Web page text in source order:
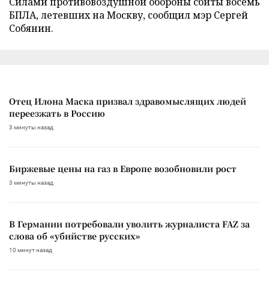
БПЛА, летевших на Москву, сообщил мэр Сергей
Собянин.
Отец Илона Маска призвал здравомыслящих людей
переезжать в Россию
3 минуты назад
Биржевые цены на газ в Европе возобновили рост
3 минуты назад
В Германии потребовали уволить журналиста FAZ за
слова об «убийстве русских»
10 минут назад